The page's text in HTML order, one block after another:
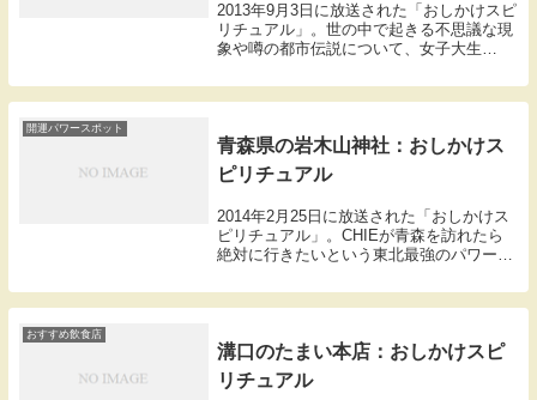
2013年9月3日に放送された「おしかけスピ
リチュアル」。世の中で起きる不思議な現
象や噂の都市伝説について、女子大生
袋」今宵のテーマは取り上げてほしいとい
う声の多かった子宝。街の人々に聞いた子
開運パワースポット
青森県の岩木山神社：おしかけス
ピリチュアル
2014年2月25日に放送された「おしかけス
ピリチュアル」。CHIEが青森を訪れたら
絶対に行きたいという東北最強のパワース
す。こちらは青森県で最大の広さを誇る神
社。ご利益の評判から参拝客は年間40万人
おすすめ飲食店
溝口のたまい本店：おしかけスピ
リチュアル